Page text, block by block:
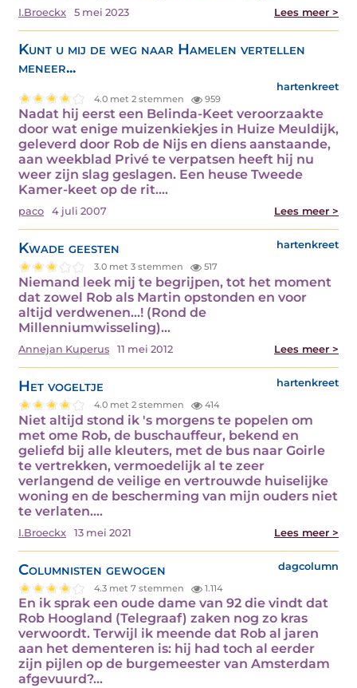
I.Broeckx 5 mei 2023 Lees meer >
Kunt u mij de weg naar Hamelen vertellen
meneer...
hartenkreet
4.0 met 2 stemmen 959
Nadat hij eerst een Belinda-Keet veroorzaakte
door wat enige muizenkiekjes in Huize Meuldijk,
geleverd door Rob de Nijs en diens aanstaande,
aan weekblad Privé te verpatsen heeft hij nu
weer zijn slag geslagen. Een heuse Tweede
Kamer-keet op de rit.…
paco 4 juli 2007 Lees meer >
Kwade geesten hartenkreet
3.0 met 3 stemmen 517
Niemand leek mij te begrijpen, tot het moment
dat zowel Rob als Martin opstonden en voor
altijd verdwenen...! (Rond de
Millenniumwisseling)…
Annejan Kuperus 11 mei 2012 Lees meer >
Het vogeltje hartenkreet
4.0 met 2 stemmen 414
Niet altijd stond ik 's morgens te popelen om
met ome Rob, de buschauffeur, bekend en
geliefd bij alle kleuters, met de bus naar Goirle
te vertrekken, vermoedelijk al te zeer
verlangend de veilige en vertrouwde huiselijke
woning en de bescherming van mijn ouders niet
te verlaten.…
I.Broeckx 13 mei 2021 Lees meer >
Columnisten gewogen dagcolumn
4.3 met 7 stemmen 1.114
En ik sprak een oude dame van 92 die vindt dat
Rob Hoogland (Telegraaf) zaken nog zo kras
verwoordt. Terwijl ik meende dat Rob al jaren
aan het dementeren is: hij had toch al eerder
zijn pijlen op de burgemeester van Amsterdam
afgevuurd?…